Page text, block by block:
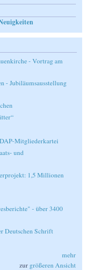
- Vortrag am
- Jubiläumsausstellung
Mitgliederkartei
und
1,5 Millionen
- über 3400
Deutschen Schrift
mehr
zur größeren Ansicht